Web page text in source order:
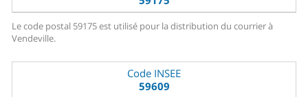
Le code postal 59175 est utilisé pour la distribution du courrier à
Vendeville.
Code INSEE
59609